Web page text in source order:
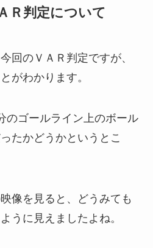
Ｒ判定について
回のＶＡＲ判定ですが、
がわかります。
のゴールライン上のボール
たかどうかというとこ
像を見ると、
どうみても
うに見えましたよね。